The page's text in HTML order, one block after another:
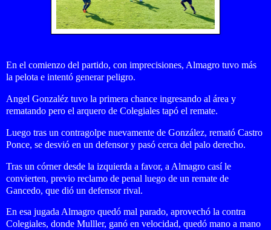
En el comienzo del partido, con imprecisiones, Almagro tuvo más
la pelota e intentó generar peligro.
Angel Gonzaléz tuvo la primera chance ingresando al área y
rematando pero el arquero de Colegiales tapó el remate.
Luego tras un contragolpe nuevamente de González, remató Castro
Ponce, se desvió en un defensor y pasó cerca del palo derecho.
Tras un córner desde la izquierda a favor, a Almagro casí le
convierten, previo reclamo de penal luego de un remate de
Gancedo, que dió un defensor rival.
En esa jugada Almagro quedó mal parado, aprovechó la contra
Colegiales, donde Mulller, ganó en velocidad, quedó mano a mano